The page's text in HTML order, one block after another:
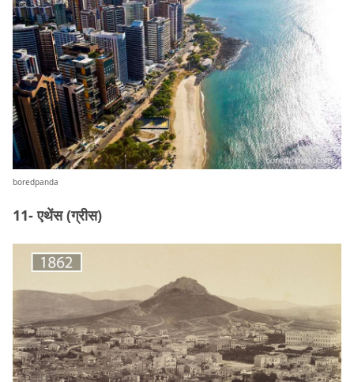
boredpanda
11- एथेंस (ग्रीस)